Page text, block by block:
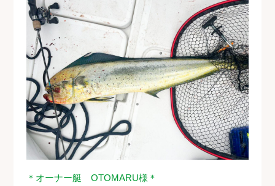
＊オーナー艇 OTOMARU様＊